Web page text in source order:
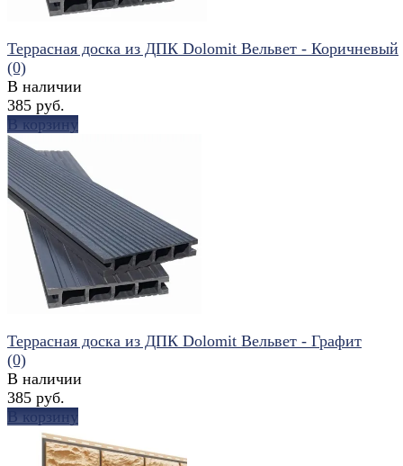
избранное сравнить
Террасная доска из ДПК Dolomit Вельвет - Коричневый
(0)
В наличии
385 руб.
В корзину
Террасная доска из ДПК Dolomit Вельвет - Графит
(0)
В наличии
385 руб.
В корзину